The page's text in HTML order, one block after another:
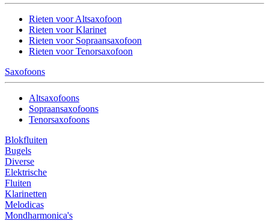
Rieten voor Altsaxofoon
Rieten voor Klarinet
Rieten voor Sopraansaxofoon
Rieten voor Tenorsaxofoon
Saxofoons
Altsaxofoons
Sopraansaxofoons
Tenorsaxofoons
Blokfluiten
Bugels
Diverse
Elektrische
Fluiten
Klarinetten
Melodicas
Mondharmonica's